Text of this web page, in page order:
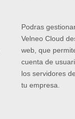
Podras
Velneo Cloud
web, que
cuenta de
los servidores
tu empresa.